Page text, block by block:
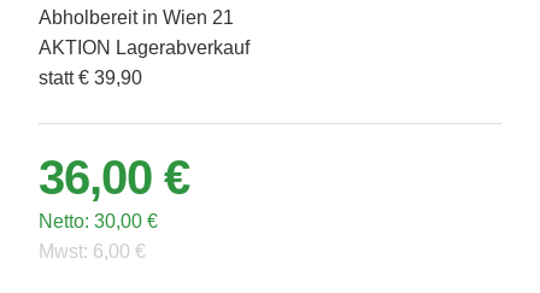
Abholbereit in Wien 21
AKTION Lagerabverkauf
statt € 39,90
36,00 €
Netto: 30,00 €
Mwst: 6,00 €